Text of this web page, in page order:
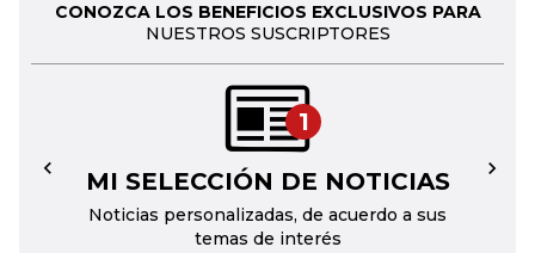
CONOZCA LOS BENEFICIOS EXCLUSIVOS PARA
NUESTROS SUSCRIPTORES
1
MI SELECCIÓN DE NOTICIAS
Noticias personalizadas, de acuerdo a sus
temas de interés
← →